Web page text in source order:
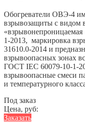
Обогреватели ОВЭ-4
взрывозащиты с видом
1-2013, маркировка
31610.0-2014 и
взрывоопасных зонах
ГОСТ IEC 60079-10-1-
взрывоопасные смеси
и температурного
Под заказ
Цена, руб:
Заказать